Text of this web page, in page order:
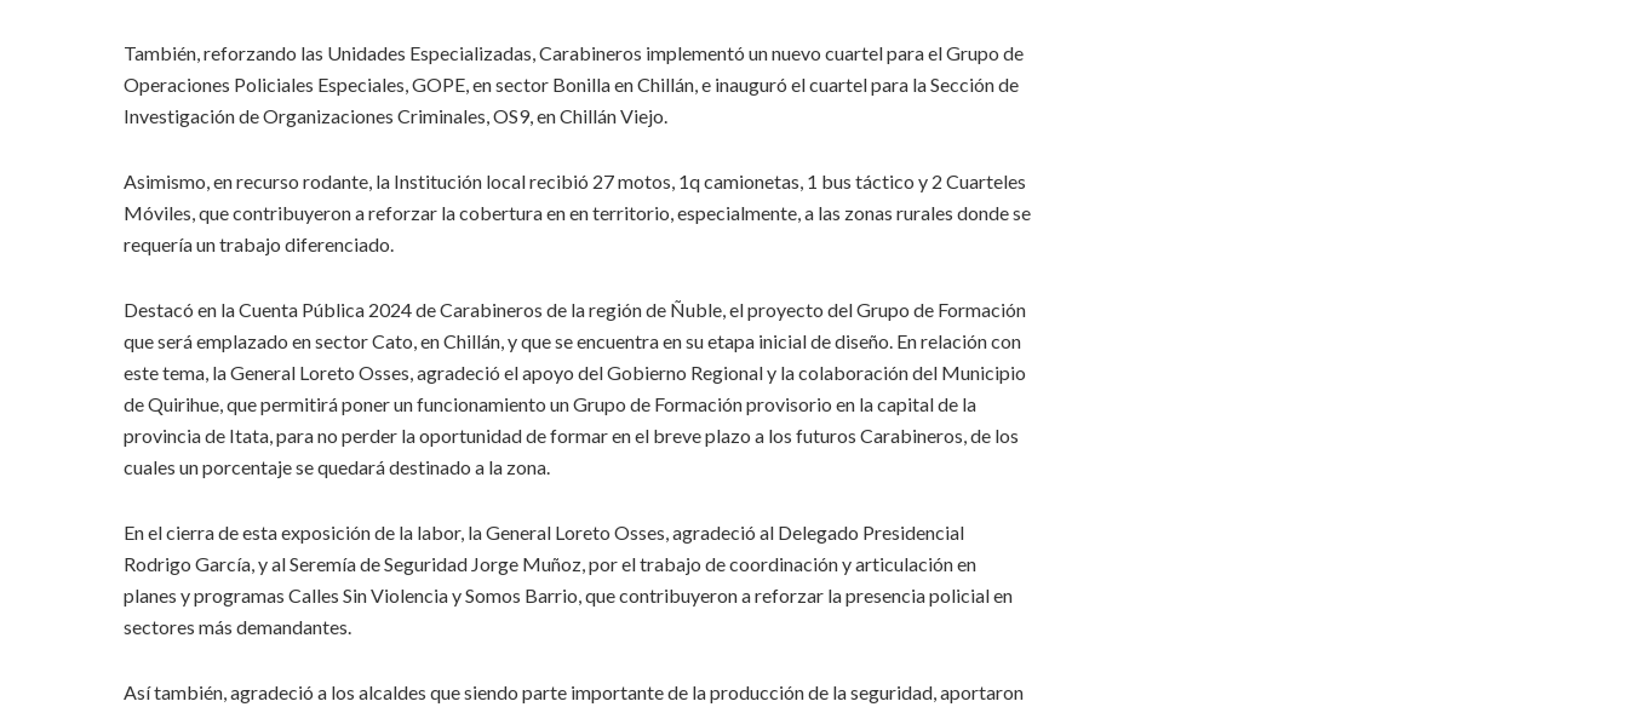
También, reforzando las Unidades Especializadas, Carabineros implementó un nuevo cuartel para el Grupo de
Operaciones Policiales Especiales, GOPE, en sector Bonilla en Chillán, e inauguró el cuartel para la Sección de
Investigación de Organizaciones Criminales, OS9, en Chillán Viejo.
Asimismo, en recurso rodante, la Institución local recibió 27 motos, 1q camionetas, 1 bus táctico y 2 Cuarteles
Móviles, que contribuyeron a reforzar la cobertura en en territorio, especialmente, a las zonas rurales donde se
requería un trabajo diferenciado.
Destacó en la Cuenta Pública 2024 de Carabineros de la región de Ñuble, el proyecto del Grupo de Formación
que será emplazado en sector Cato, en Chillán, y que se encuentra en su etapa inicial de diseño. En relación con
este tema, la General Loreto Osses, agradeció el apoyo del Gobierno Regional y la colaboración del Municipio
de Quirihue, que permitirá poner un funcionamiento un Grupo de Formación provisorio en la capital de la
provincia de Itata, para no perder la oportunidad de formar en el breve plazo a los futuros Carabineros, de los
cuales un porcentaje se quedará destinado a la zona.
En el cierra de esta exposición de la labor, la General Loreto Osses, agradeció al Delegado Presidencial
Rodrigo García, y al Seremía de Seguridad Jorge Muñoz, por el trabajo de coordinación y articulación en
planes y programas Calles Sin Violencia y Somos Barrio, que contribuyeron a reforzar la presencia policial en
sectores más demandantes.
Así también, agradeció a los alcaldes que siendo parte importante de la producción de la seguridad, aportaron